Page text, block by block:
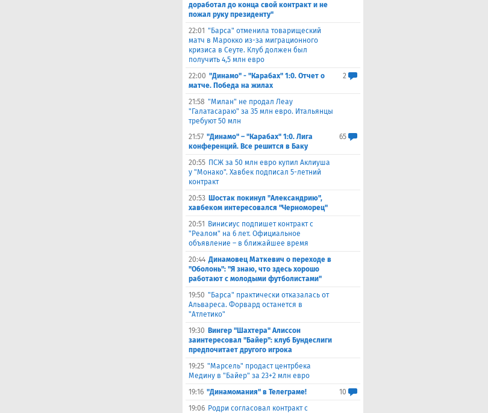
доработал до конца свой контракт и не
пожал руку президенту"
22:01 "Барса" отменила товарищеский
матч в Марокко из-за миграционного
кризиса в Сеуте. Клуб должен был
получить 4,5 млн евро
22:00 "Динамо" - "Карабах" 1:0. Отчет о
матче. Победа на жилах
2
21:58 "Милан" не продал Леау
"Галатасараю" за 35 млн евро. Итальянцы
требуют 50 млн
21:57 "Динамо" – "Карабах" 1:0. Лига
конференций. Все решится в Баку
65
20:55 ПСЖ за 50 млн евро купил Аклиуша
у "Монако". Хавбек подписал 5-летний
контракт
20:53 Шостак покинул "Александрию",
хавбеком интересовался "Черноморец"
20:51
Винисиус подпишет контракт с
"Реалом" на 6 лет. Официальное
объявление – в ближайшее время
20:44 Динамовец Маткевич о переходе в
"Оболонь": "Я знаю, что здесь хорошо
работают с молодыми футболистами"
19:50 "Барса" практически отказалась от
Альвареса. Форвард останется в
"Атлетико"
19:30 Вингер "Шахтера" Алиссон
заинтересовал "Байер": клуб Бундеслиги
предпочитает другого игрока
19:25 "Марсель" продаст центрбека
Медину в "Байер" за 23+2 млн евро
19:16 "Динамомания" в Телеграме!
10
19:06 Родри согласовал контракт с